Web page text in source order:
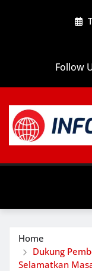
Follow
Home
Dukung
Selamatkan